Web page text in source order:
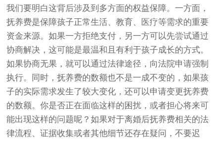
我们要明白这背后涉及到多方面的权益保障。一方面，
抚养费是保障孩子正常生活、教育、医疗等需求的重要
资金来源。如果一方拒绝支付，另一方可以先尝试通过
协商解决，这可能是最温和且有利于孩子成长的方式。
如果协商无果，就可以通过法律途径，向法院申请强制
执行。同时，抚养费的数额也不是一成不变的，如果孩
子的实际需求发生了较大变化，还可以申请变更抚养费
的数额。你是否正在面临这样的困扰，或者担心将来可
能出现这样的问题呢？如果对于离婚后抚养费相关的法
律流程、证据收集或者其他细节还存在疑问，不要迟